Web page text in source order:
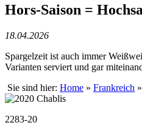
Hors-Saison =
18.04.2026
Spargelzeit ist auch immer
Varianten serviert und gar
Sie sind hier: Home » Frankreich »
2283-20